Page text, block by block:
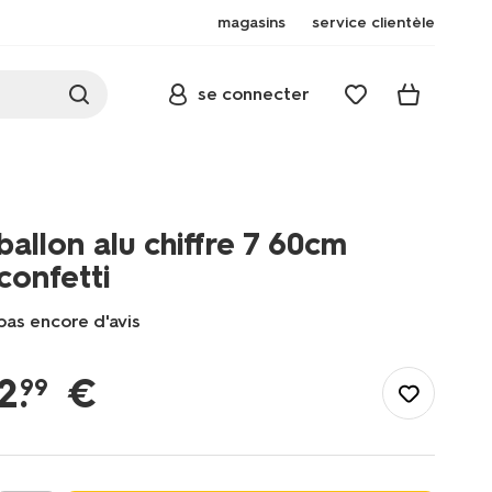
magasins service clientèle
se connecter
alu chiffre 7 60cm
encore d'avis
.
99 €